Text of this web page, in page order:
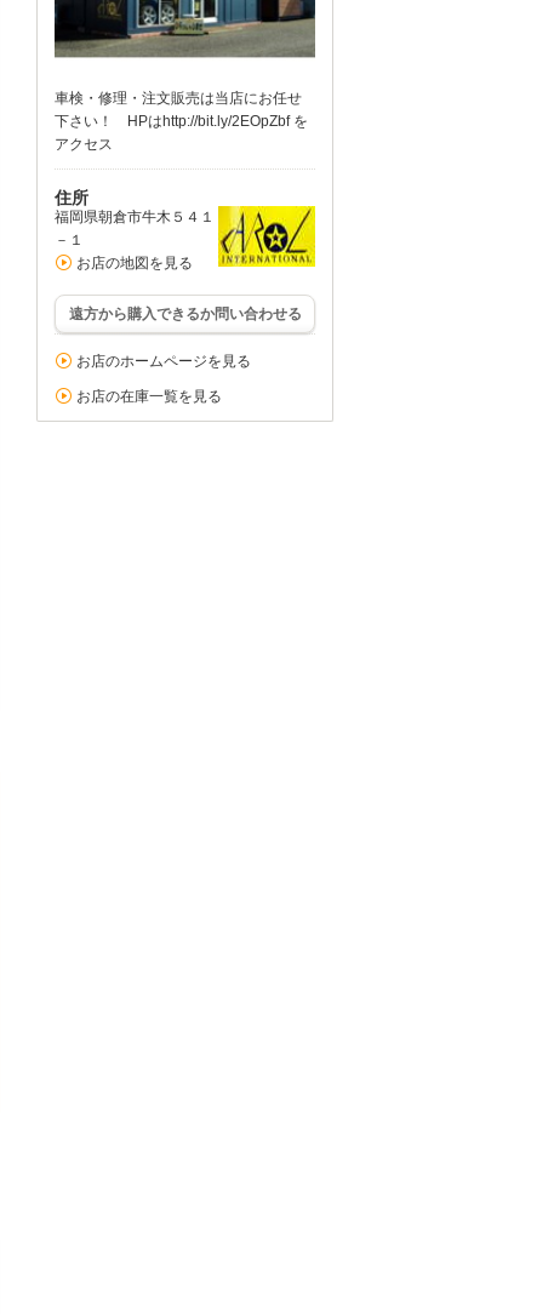
車検・修理・注文販売は当店にお任せ
下さい！ HPはhttp://bit.ly/2EOpZbf を
アクセス
住所
福岡県朝倉市牛木５４１
－１
お店の地図を見る
遠方から購入できるか問い合わせる
お店のホームページを見る
お店の在庫一覧を見る